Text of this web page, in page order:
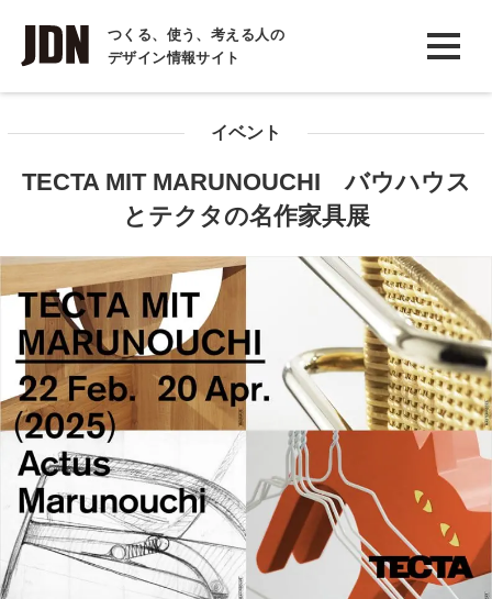
つくる、使う、考える人の
デザイン情報サイト
INTERVIEW
インタビュー
COLUMN
イベント
TECTA MIT MARUNOUCHI バウハウス
とテクタの名作家具展